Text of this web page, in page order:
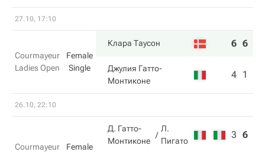
27.10, 17:10
Courmayeur
Ladies Open
Female
Single
Клара Таусон 6 6
Джулия Гатто-
Монтиконе
4 1
26.10, 22:10
Courmayeur
Female
Д. Гатто-
Монтиконе
Л.
Пигато
3 6